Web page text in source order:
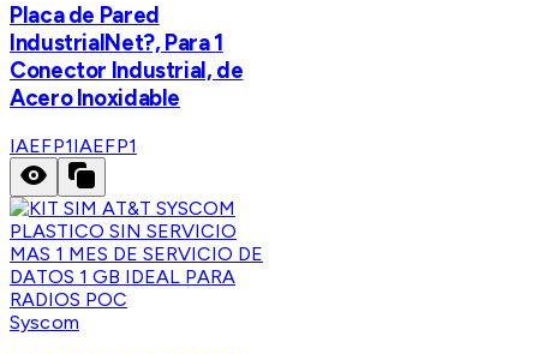
Placa de Pared
IndustrialNet?, Para 1
Conector Industrial, de
Acero Inoxidable
IAEFP1IAEFP1
Syscom